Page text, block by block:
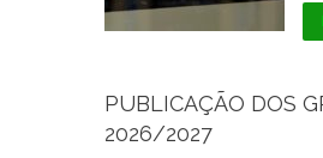
PUBLICAÇÃO DOS
2026/2027